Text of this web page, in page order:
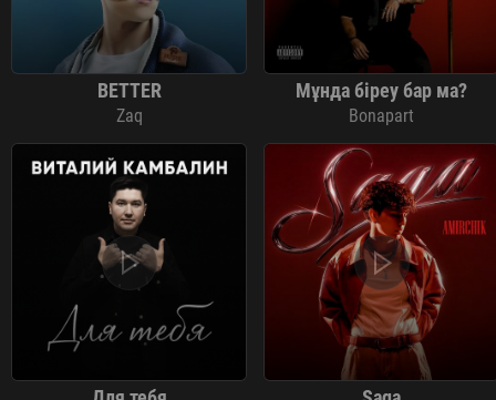
BETTER
Zaq
Мұнда біреу бар ма?
Bonapart